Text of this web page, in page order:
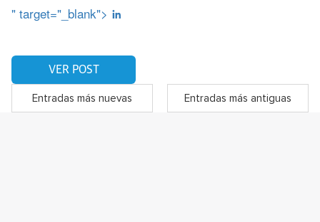
" target="_blank">
VER POST
Entradas más nuevas Entradas más antiguas